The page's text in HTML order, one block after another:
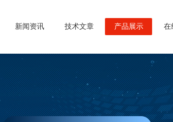
新闻资讯 技术文章 产品展示 在